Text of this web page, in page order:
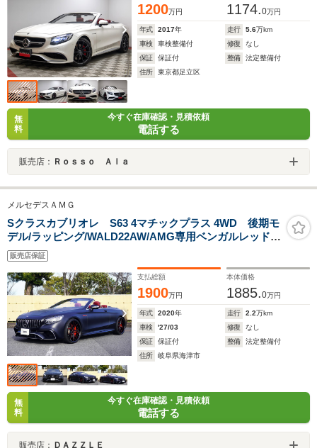
1200万円 1174.0万円
年式 2017年 走行 5.6万km
車検
車検整備付 修復
なし
保証
保証付 整備
法定整備付
住所
東京都足立区
無
料
今すぐ在庫確認・見積依頼
電話する
販売店： Ｒｏｓｓｏ Ａｌａ
メルセデスＡＭＧ
Sクラスカブリオレ S63 4マチックプラス 4WD 後期モ
デル/ラッピング/WALD22AW/AMG専用ベンガルレッドエ
クステリア/専用/社外マフラー純正バルブ連動/テールラン
プスモークフィルム/パナメリカーナグリル/
販売店保証
支払総額
1900万円
本体価格
1885.0万円
年式 2020年 走行 2.2万km
車検
'27/03 修復
なし
保証
保証付 整備
法定整備付
住所
岐阜県海津市
無
料
今すぐ在庫確認・見積依頼
電話する
販売店： ＤＡＺＺＬＥ